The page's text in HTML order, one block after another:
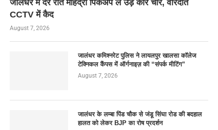
जालंधर में देर रात महिंद्रा पिकअप ले उड़े कार चोर, वारदात
CCTV में कैद
August 7, 2026
जालंधर कमिश्नरेट पुलिस ने लायलपुर खालसा कॉलेज
टेक्निकल कैंपस में ऑर्गनाइज़ की “संपर्क मीटिंग”
August 7, 2026
जालंधर के लम्बा पिंड चौक से जंडू सिंघा रोड की बदहाल
हालत को लेकर BJP का रोष प्रदर्शन